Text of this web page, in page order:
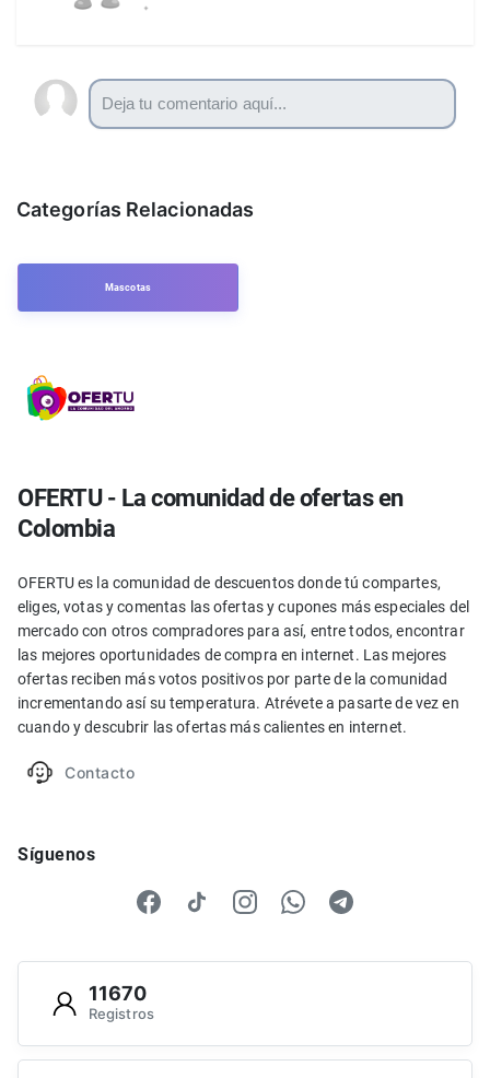
Categorías Relacionadas
Mascotas
OFERTU - La comunidad de ofertas en
Colombia
OFERTU es la comunidad de descuentos donde tú compartes,
eliges, votas y comentas las ofertas y cupones más especiales del
mercado con otros compradores para así, entre todos, encontrar
las mejores oportunidades de compra en internet. Las mejores
ofertas reciben más votos positivos por parte de la comunidad
incrementando así su temperatura. Atrévete a pasarte de vez en
cuando y descubrir las ofertas más calientes en internet.
Contacto
Síguenos
11670
Registros